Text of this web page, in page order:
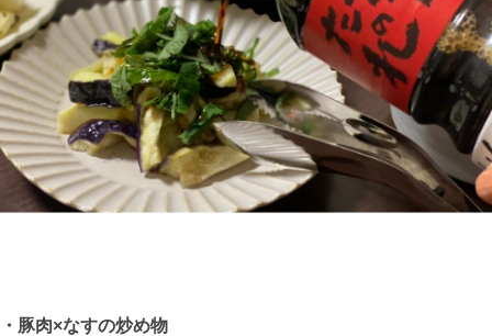
・豚肉×なすの炒め物